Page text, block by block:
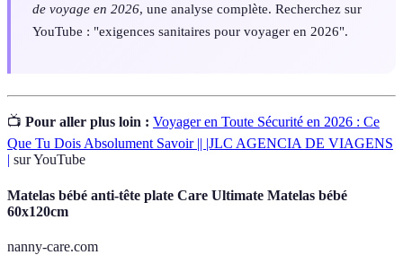
de voyage en 2026, une analyse complète. Recherchez sur
YouTube : "exigences sanitaires pour voyager en 2026".
📺 Pour aller plus loin : Voyager en Toute Sécurité en 2026 : Ce
Que Tu Dois Absolument Savoir || |JLC AGENCIA DE VIAGENS
| sur YouTube
Matelas bébé anti-tête plate Care Ultimate Matelas bébé
60x120cm
nanny-care.com